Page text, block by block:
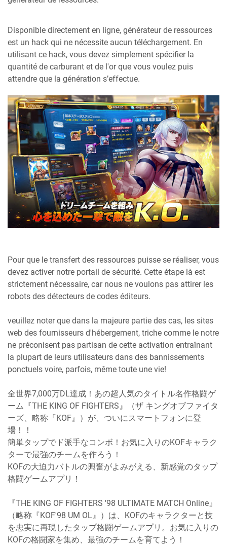
Disponible directement en ligne, générateur de ressources
est un hack qui ne nécessite aucun téléchargement. En
utilisant ce hack, vous devez simplement spécifier la
quantité de carburant et de l'or que vous voulez puis
attendre que la génération s’effectue.
Pour que le transfert des ressources puisse se réaliser, vous
devez activer notre portail de sécurité. Cette étape là est
strictement nécessaire, car nous ne voulons pas attirer les
robots des détecteurs de codes éditeurs.
veuillez noter que dans la majeure partie des cas, les sites
web des fournisseurs d'hébergement, triche comme le notre
ne préconisent pas partisan de cette activation entraînant
la plupart de leurs utilisateurs dans des bannissements
ponctuels voire, parfois, même toute une vie!
全世界7,000万DL達成！あの超人気のタイトル名作格闘ゲ
ーム『THE KING OF FIGHTERS』（ザ キングオブファイタ
ーズ、略称『KOF』）が、ついにスマートフォンに登
場！！
簡単タップでド派手なコンボ！お気に入りのKOFキャラク
ターで最強のチームを作ろう！
KOFの大迫力バトルの興奮がよみがえる、新感覚のタップ
格闘ゲームアプリ！
『THE KING OF FIGHTERS '98 ULTIMATE MATCH Online』
（略称『KOF'98 UM OL』）は、KOFのキャラクターと技
を忠実に再現したタップ格闘ゲームアプリ。お気に入りの
KOFの格闘家を集め、最強のチームを育てよう！